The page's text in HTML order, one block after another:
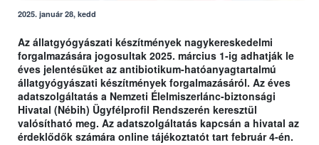
2025. január 28, kedd
Az állatgyógyászati készítmények nagykereskedelmi
forgalmazására jogosultak 2025. március 1-ig adhatják le
éves jelentésüket az antibiotikum-hatóanyagtartalmú
állatgyógyászati készítmények forgalmazásáról. Az éves
adatszolgáltatás a Nemzeti Élelmiszerlánc-biztonsági
Hivatal (Nébih) Ügyfélprofil Rendszerén keresztül
valósítható meg. Az adatszolgáltatás kapcsán a hivatal az
érdeklődők számára online tájékoztatót tart február 4-én.